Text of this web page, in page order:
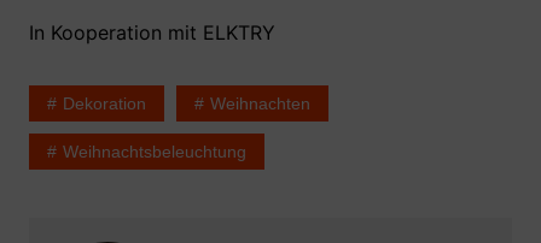
In Kooperation mit ELKTRY
Dekoration Weihnachten
Weihnachtsbeleuchtung